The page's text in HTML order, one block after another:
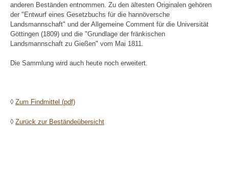
anderen Beständen entnommen. Zu den ältesten Originalen gehören
der "Entwurf eines Gesetzbuchs für die hannöversche
Landsmannschaft" und der Allgemeine Comment für die Universität
Göttingen (1809) und die "Grundlage der fränkischen
Landsmannschaft zu Gießen" vom Mai 1811.
Die Sammlung wird auch heute noch erweitert.
◊ Zum Findmittel (pdf)
◊ Zurück zur Beständeübersicht